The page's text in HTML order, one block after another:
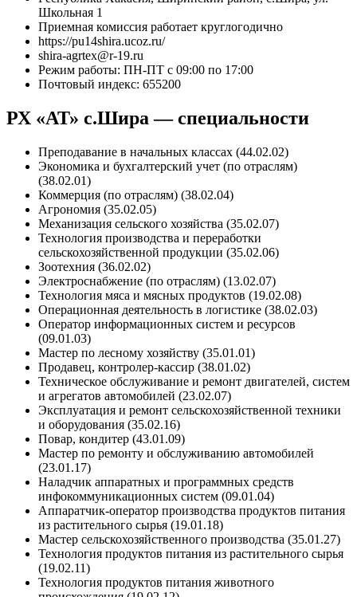
Школьная 1
Приемная комиссия работает круглогодично
https://pu14shira.ucoz.ru/
shira-agrtex@r-19.ru
Режим работы: ПН-ПТ с 09:00 по 17:00
Почтовый индекс: 655200
РХ «АТ» с.Шира — специальности
Преподавание в начальных классах (44.02.02)
Экономика и бухгалтерский учет (по отраслям)
(38.02.01)
Коммерция (по отраслям) (38.02.04)
Агрономия (35.02.05)
Механизация сельского хозяйства (35.02.07)
Технология производства и переработки
сельскохозяйственной продукции (35.02.06)
Зоотехния (36.02.02)
Электроснабжение (по отраслям) (13.02.07)
Технология мяса и мясных продуктов (19.02.08)
Операционная деятельность в логистике (38.02.03)
Оператор информационных систем и ресурсов
(09.01.03)
Мастер по лесному хозяйству (35.01.01)
Продавец, контролер-кассир (38.01.02)
Техническое обслуживание и ремонт двигателей, систем
и агрегатов автомобилей (23.02.07)
Эксплуатация и ремонт сельскохозяйственной техники
и оборудования (35.02.16)
Повар, кондитер (43.01.09)
Мастер по ремонту и обслуживанию автомобилей
(23.01.17)
Наладчик аппаратных и программных средств
инфокоммуникационных систем (09.01.04)
Аппаратчик-оператор производства продуктов питания
из растительного сырья (19.01.18)
Мастер сельскохозяйственного производства (35.01.27)
Технология продуктов питания из растительного сырья
(19.02.11)
Технология продуктов питания животного